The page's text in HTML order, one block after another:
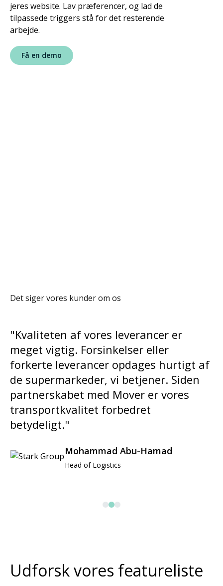
jeres website. Lav præferencer, og lad de
tilpassede triggers stå for det resterende
arbejde.
Få en demo
Det siger vores kunder om os
af
"Løsningen har forbedret vores
gennemsigtighed,
og reduceret vores omkostninger.
er et stort skridt for IKEA Retail,
gør det muligt for os at forbedre
servicen på sidste kilometer."
Customer Fulfilment Manager af
Udforsk vores featureliste